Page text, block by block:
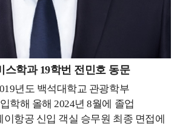
것을 알 수 있고, 해외 인턴을
겠지만 한국 전통 무술을 한국인이
다는 부분이 외국인들에게 큰
것을 알 수 있습니다. 큰 인정을
우고 발전된 스스로의 모습을
는 행복감은 이루 말할 수 없을
게 하고 싶은 말을 자유롭게
? 괜찮은 건가? 도움이 될까?
하기도 했습니다. 스포츠 현장에서
운동에서 가장 중요한 것이 무엇일까?
었습니다. 저는 운동에서 가장 중요한
각합니다. 누군가에게는 스트레스를
건강을 관리하기 위한 수단,
직업 등 다양한 목적이 있습니다. 그
선 운동을 하는 것도 중요하지만,
아서, 얼마나 어떻게 해야 하는지가
기준을 설정하기 위해서 밟아야 하는
스학과 19학번 전민호 동문
년도 백석대학교 관광학부
학해 올해 2024년 8월에 졸업
이항공 신입 객실 승무원 최종 면접에